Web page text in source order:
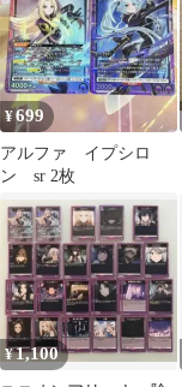
¥699
アルファ イプシロ
ン sr 2枚
¥1,100